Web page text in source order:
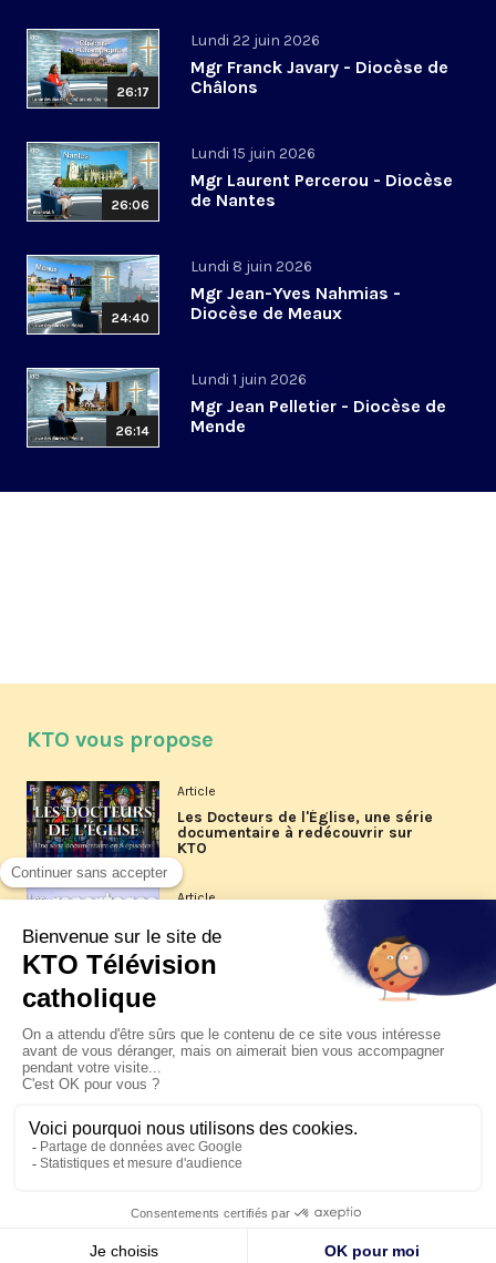
26:17
Lundi 22 juin 2026
Mgr Franck Javary - Diocèse de
Châlons
26:06
Lundi 15 juin 2026
Mgr Laurent Percerou - Diocèse
de Nantes
24:40
Lundi 8 juin 2026
Mgr Jean-Yves Nahmias -
Diocèse de Meaux
26:14
Lundi 1 juin 2026
Mgr Jean Pelletier - Diocèse de
Mende
KTO vous propose
Article
Les Docteurs de l'Église, une série
documentaire à redécouvrir sur
KTO
Article
Les reportages d'été 2026 de KTO
La visite pastorale du pape Léon
XIV à Assise à suivre sur KTO le
jeudi 6 août
Le pape en Uruguay, Argentine et
Pérou du 6 au 17 novembre 2026
© KTO 2026 — Mentions légales